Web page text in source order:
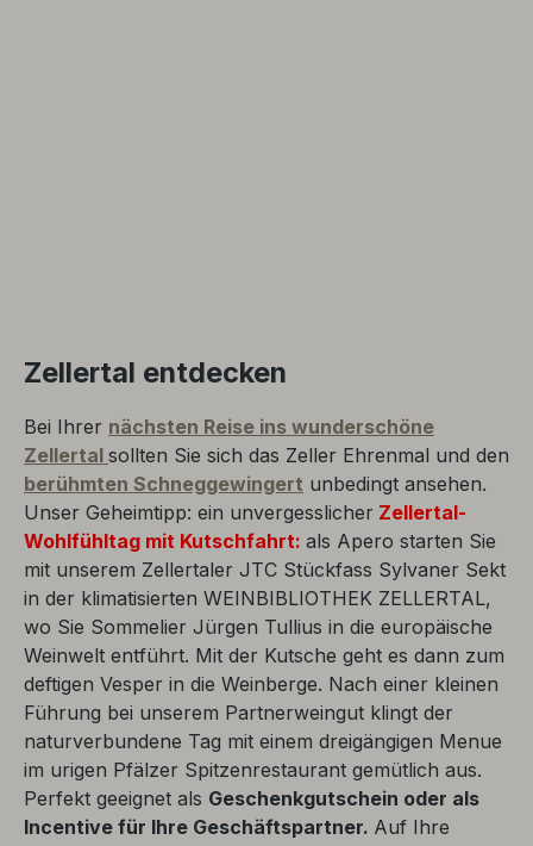
Zellertal entdecken
Bei Ihrer nächsten Reise ins wunderschöne
Zellertal sollten Sie sich das Zeller Ehrenmal und den
berühmten Schneggewingert unbedingt ansehen.
Unser Geheimtipp: ein unvergesslicher Zellertal-
Wohlfühltag mit Kutschfahrt: als Apero starten Sie
mit unserem Zellertaler JTC Stückfass Sylvaner Sekt
in der klimatisierten WEINBIBLIOTHEK ZELLERTAL,
wo Sie Sommelier Jürgen Tullius in die europäische
Weinwelt entführt. Mit der Kutsche geht es dann zum
deftigen Vesper in die Weinberge. Nach einer kleinen
Führung bei unserem Partnerweingut klingt der
naturverbundene Tag mit einem dreigängigen Menue
im urigen Pfälzer Spitzenrestaurant gemütlich aus.
Perfekt geeignet als Geschenkgutschein oder als
Incentive für Ihre Geschäftspartner. Auf Ihre